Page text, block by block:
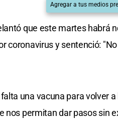
Agregar a tus medios
que este martes habrá
coronavirus y sentenció:
una vacuna para volver a
nos permitan dar pasos sin